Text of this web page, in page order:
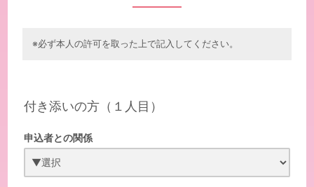
※必ず本人の許可を取った上で記入してください。
付き添いの方（１人目）
申込者との関係